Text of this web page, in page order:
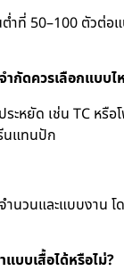
ต่ำที่ 50–100 ตัวต่อ
กัดควรเลือกแบบไ
ระหยัด เช่น TC หรือ
นแทนปัก
นวนและแบบงาน
แบบเสื้อได้หรือไม่?